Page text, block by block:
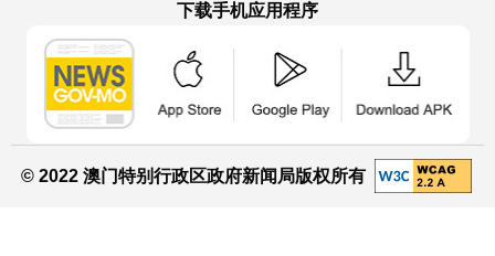
下载手机应用程序
© 2022 澳门特别行政区政府新闻局版权所有